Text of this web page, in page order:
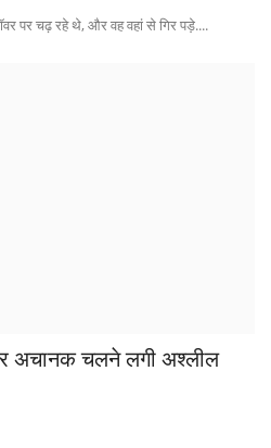
पर चढ़ रहे थे, और वह वहां से गिर पड़े....
पर अचानक चलने लगी अश्लील